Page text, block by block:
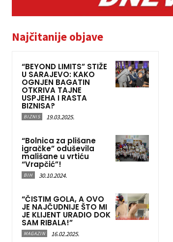
Najčitanije objave
“BEYOND LIMITS” STIŽE
U SARAJEVO: KAKO
OGNJEN BAGATIN
OTKRIVA TAJNE
USPJEHA I RASTA
BIZNISA?
BIZNIS 19.03.2025.
“Bolnica za plišane
igračke” oduševila
mališane u vrtiću
“Vrapčić”!
BIH 30.10.2024.
“ČISTIM GOLA, A OVO
JE NAJČUDNIJE ŠTO MI
JE KLIJENT URADIO DOK
SAM RIBALA!”
MAGAZIN 16.02.2025.